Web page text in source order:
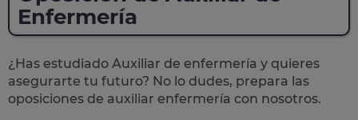
Enfermería
¿Has estudiado Auxiliar de enfermería y quieres
asegurarte tu futuro? No lo dudes, prepara las
oposiciones de auxiliar enfermería con nosotros.